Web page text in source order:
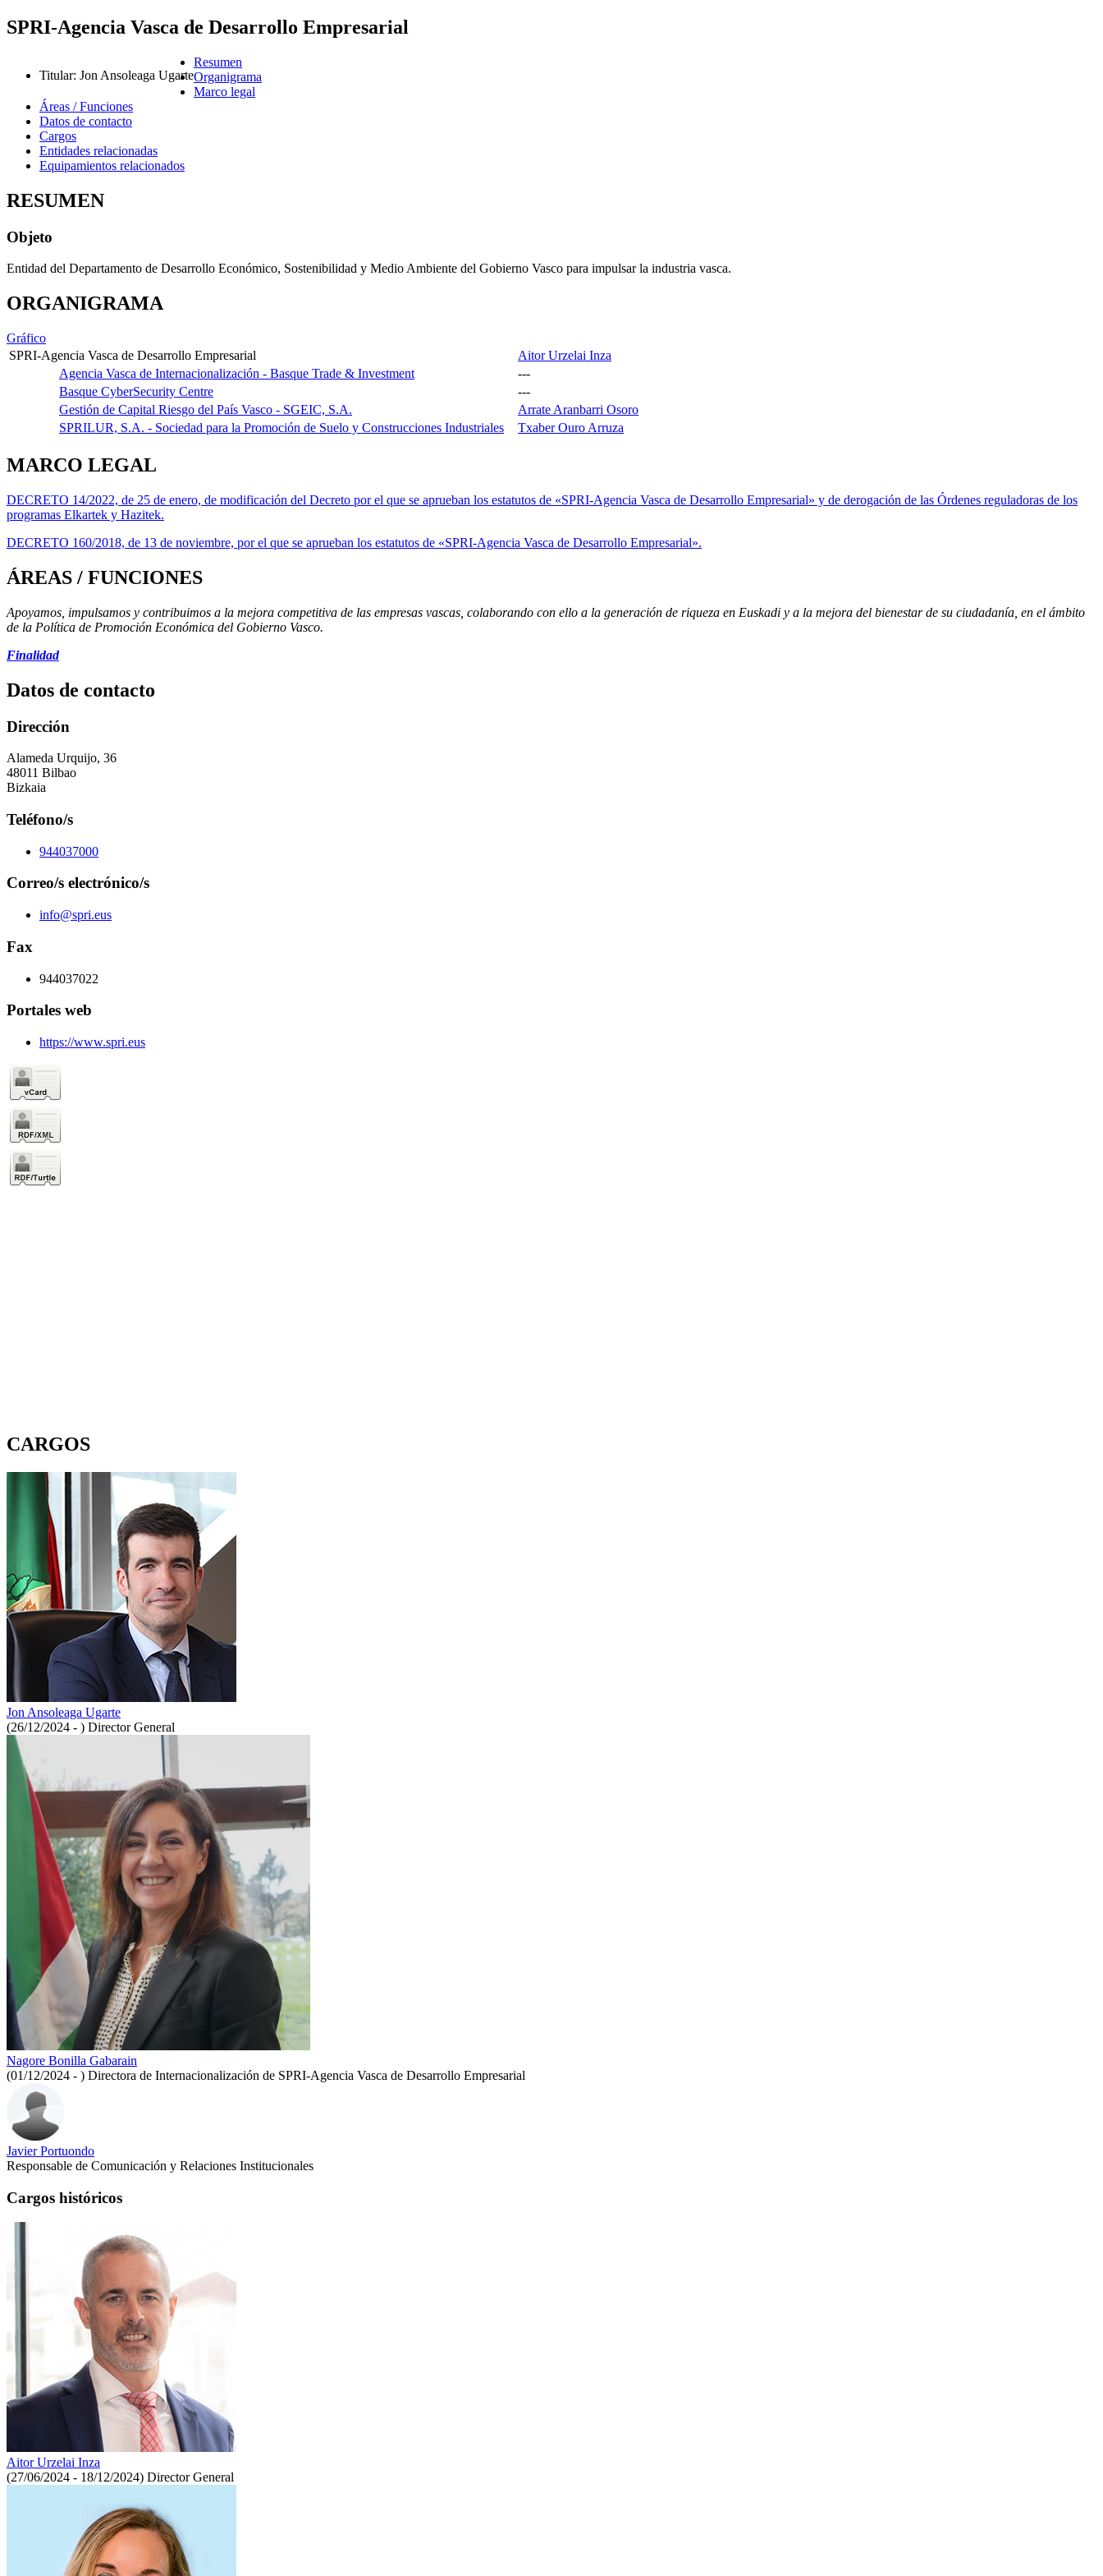
SPRI-Agencia Vasca de Desarrollo Empresarial
Titular: Jon Ansoleaga Ugarte
Resumen
Organigrama
Marco legal
Áreas / Funciones
Datos de contacto
Cargos
Entidades relacionadas
Equipamientos relacionados
RESUMEN
Objeto
Entidad del Departamento de Desarrollo Económico, Sostenibilidad y Medio Ambiente del Gobierno Vasco para impulsar la industria vasca.
ORGANIGRAMA
Gráfico
SPRI-Agencia Vasca de Desarrollo Empresarial
Aitor Urzelai Inza
Agencia Vasca de Internacionalización - Basque Trade & Investment
---
Basque CyberSecurity Centre
---
Gestión de Capital Riesgo del País Vasco - SGEIC, S.A.
Arrate Aranbarri Osoro
SPRILUR, S.A. - Sociedad para la Promoción de Suelo y Construcciones Industriales
Txaber Ouro Arruza
MARCO LEGAL
DECRETO 14/2022, de 25 de enero, de modificación del Decreto por el que se aprueban los estatutos de «SPRI-Agencia Vasca de Desarrollo Empresarial» y de derogación de las Órdenes reguladoras de los
programas Elkartek y Hazitek.
DECRETO 160/2018, de 13 de noviembre, por el que se aprueban los estatutos de «SPRI-Agencia Vasca de Desarrollo Empresarial».
ÁREAS / FUNCIONES
Apoyamos, impulsamos y contribuimos a la mejora competitiva de las empresas vascas, colaborando con ello a la generación de riqueza en Euskadi y a la mejora del bienestar de su ciudadanía, en el ámbito
de la Política de Promoción Económica del Gobierno Vasco.
Finalidad
Datos de contacto
Dirección
Alameda Urquijo, 36
48011 Bilbao
Bizkaia
Teléfono/s
944037000
Correo/s electrónico/s
info@spri.eus
Fax
944037022
Portales web
https://www.spri.eus
CARGOS
Jon Ansoleaga Ugarte
(26/12/2024 - ) Director General
Nagore Bonilla Gabarain
(01/12/2024 - ) Directora de Internacionalización de SPRI-Agencia Vasca de Desarrollo Empresarial
Javier Portuondo
Responsable de Comunicación y Relaciones Institucionales
Cargos históricos
Aitor Urzelai Inza
(27/06/2024 - 18/12/2024) Director General